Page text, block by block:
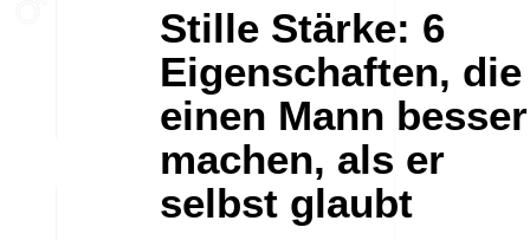
Stille Stärke: 6
Eigenschaften, die
einen Mann besser
machen, als er
selbst glaubt